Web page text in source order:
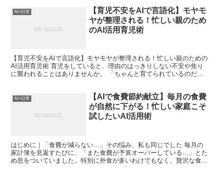
AI×日常
【育児不安をAIで言語化】モヤモ
ヤが整理される！忙しい親のため
のAI活用育児術
【育児不安をAIで言語化】モヤモヤが整理される！忙しい親のための
AI活用育児術 育児をしていると、理由のはっきりしない不安や焦り
に襲われることはありませんか。 「ちゃんと育てられているのだろ
AI×日常
【AIで食費節約献立】毎月の食費
が自然に下がる！忙しい家庭こそ
試したいAI活用術
はじめに｜「食費が減らない…」その悩み、私も同じでした 毎月の
家計簿を見返すたびに、「また食費が予算オーバーしている…」とた
め息をついていました。特別に外食が多いわけでもなく、贅沢な食材